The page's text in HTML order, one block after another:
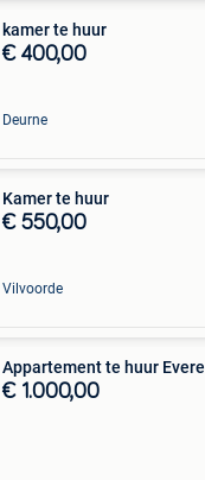
kamer te huur
€ 400,00
Deurne
Kamer te huur
€ 550,00
Vilvoorde
Appartement te huur Evere
€ 1.000,00